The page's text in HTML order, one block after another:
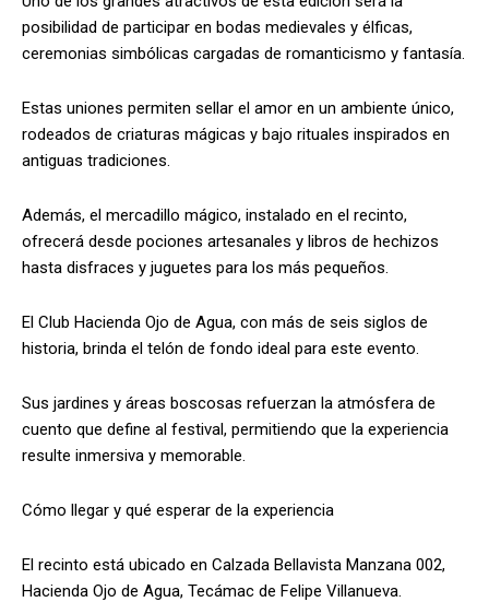
posibilidad de participar en bodas medievales y élficas,
ceremonias simbólicas cargadas de romanticismo y fantasía.
Estas uniones permiten sellar el amor en un ambiente único,
rodeados de criaturas mágicas y bajo rituales inspirados en
antiguas tradiciones.
Además, el mercadillo mágico, instalado en el recinto,
ofrecerá desde pociones artesanales y libros de hechizos
hasta disfraces y juguetes para los más pequeños.
El Club Hacienda Ojo de Agua, con más de seis siglos de
historia, brinda el telón de fondo ideal para este evento.
Sus jardines y áreas boscosas refuerzan la atmósfera de
cuento que define al festival, permitiendo que la experiencia
resulte inmersiva y memorable.
Cómo llegar y qué esperar de la experiencia
El recinto está ubicado en Calzada Bellavista Manzana 002,
Hacienda Ojo de Agua, Tecámac de Felipe Villanueva.